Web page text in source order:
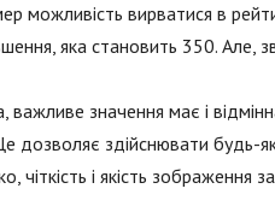
можливість вирватися в
яка становить 350. Але,
значення має і
дозволяє здійснювати будь-
чіткість і якість